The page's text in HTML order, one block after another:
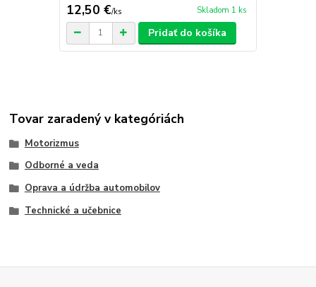
12,50 €/ks Skladom 1 ks
Pridať do košíka
Tovar zaradený v kategóriách
Motorizmus
Odborné a veda
Oprava a údržba automobilov
Technické a učebnice